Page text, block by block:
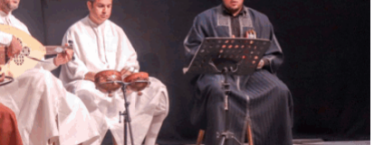
9 JANVIER 2026